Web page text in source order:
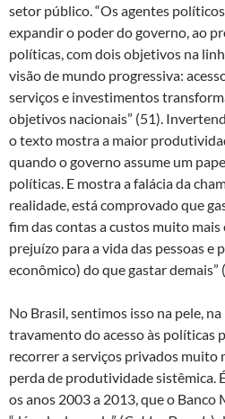
setor público. “Os agentes
expandir o poder do governo, ao
políticas, com dois objetivos na
visão de mundo progressiva:
serviços e investimentos
objetivos nacionais” (51).
o texto mostra a maior
quando o governo assume um
políticas. E mostra a falácia da
realidade, está comprovado que
fim das contas a custos muito
prejuízo para a vida das pessoas e
econômico) do que gastar demais”
No Brasil, sentimos isso na pele,
travamento do acesso às políticas
recorrer a serviços privados muito
perda de produtividade sistêmica.
os anos 2003 a 2013, que o